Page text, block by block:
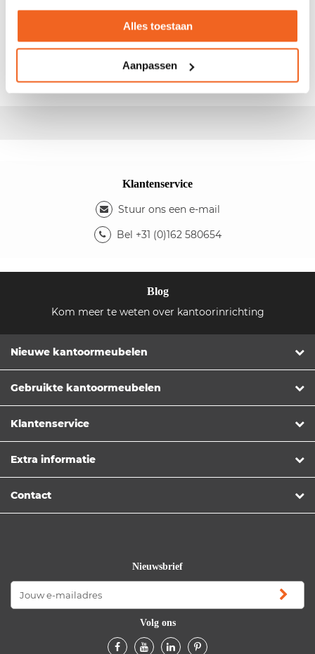
Alles toestaan
Aanpassen
Gebruikt ahorn hoekbureau met aanbouw
- Afm.:200x180/80cm (bxd) - Rechts model - Hoogte
instelbaar - Kleur blad: ahorn - Kleur onderstel:
Klantenservice
Stuur ons een e-mail
Bel +31 (0)162 580654
Blog
Kom meer te weten over kantoorinrichting
Nieuwe kantoormeubelen
Gebruikte kantoormeubelen
Klantenservice
Extra informatie
Contact
Nieuwsbrief
Volg ons